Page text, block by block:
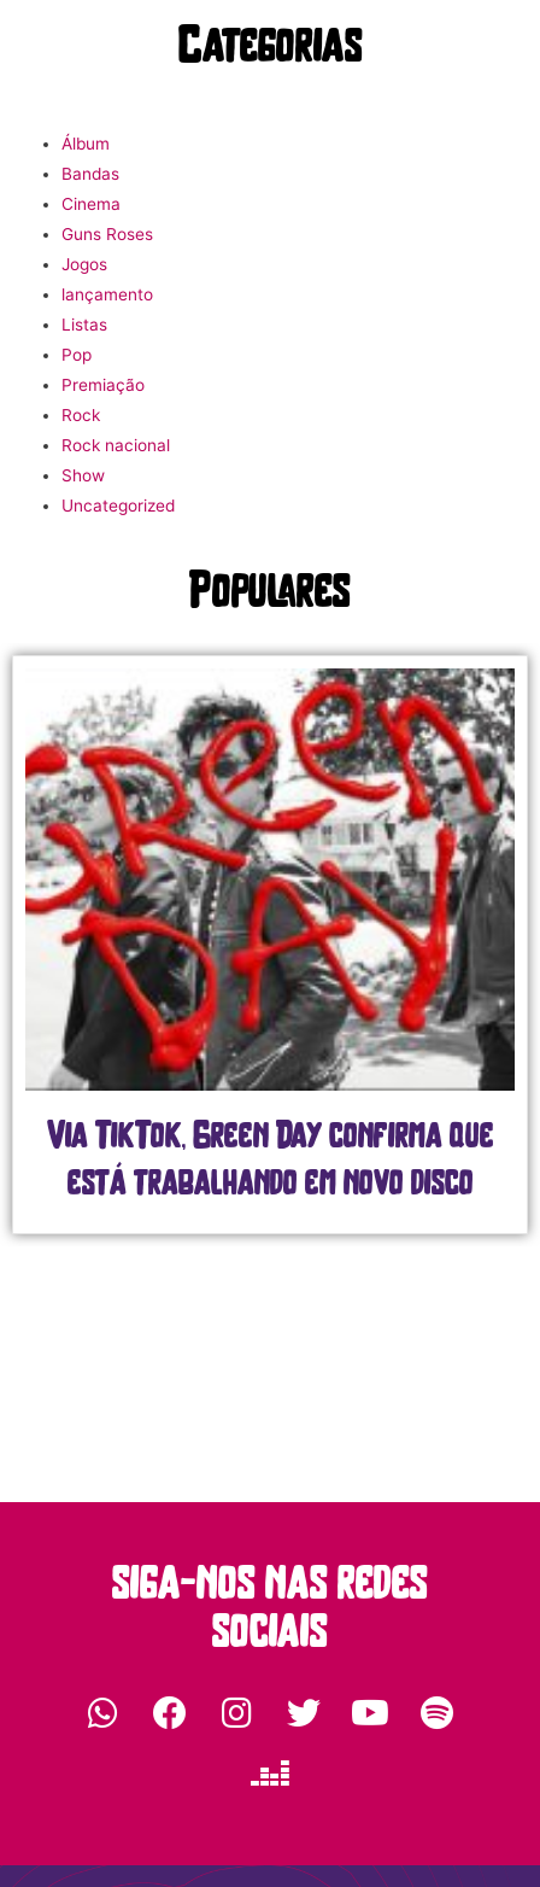
Categorias
Álbum
Bandas
Cinema
Guns Roses
Jogos
lançamento
Listas
Pop
Premiação
Rock
Rock nacional
Show
Uncategorized
Populares
Green Day confirma que
em novo disco
siga-nos nas redes
sociais